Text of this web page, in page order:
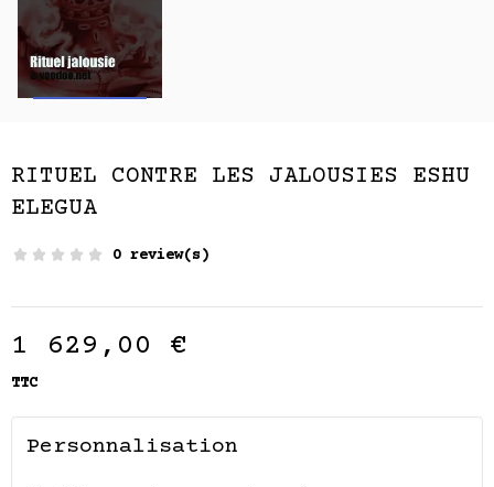
RITUEL CONTRE LES JALOUSIES ESHU
ELEGUA
0 review(s)
1 629,00 €
TTC
Personnalisation